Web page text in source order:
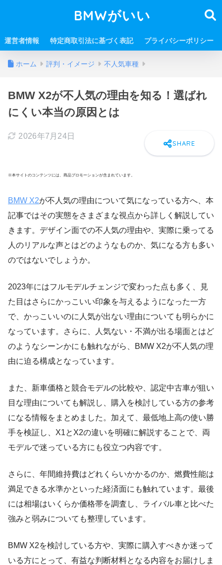
BMWがいい
運営者情報 特定商取引法に基づく表記 プライバシーポリシー
ホーム 評判・イメージ 不人気車種
BMW X2が不人気の理由を知る！選ばれ
にくい本当の原因とは
2026年7月24日
※本サイトのコンテンツには、商品プロモーションが含まれています。
BMW X2が不人気の理由について気になっている方へ、本
記事ではその実態をさまざまな視点から詳しく解説してい
きます。デザイン面での不人気の理由や、実際に乗ってる
人のリアルな声とはどのようなものか、気になる方も多い
のではないでしょうか。
2023年にはフルモデルチェンジで変わった点も多く、見
た目はさらにかっこいい印象を与えるようになった一方
で、かっこいいのに人気が出ない理由についても明らかに
なっています。さらに、人気ない・不満が出る場面とはど
のようなシーンかにも触れながら、BMW X2が不人気の理
由に迫る構成となっています。
また、新車価格と競合モデルの比較や、認定中古車が狙い
目な理由についても解説し、購入を検討している方の参考
になる情報をまとめました。加えて、最低地上高の使い勝
手を検証し、X1とX2の違いを明確に解説することで、両
モデルで迷っている方にも役立つ内容です。
さらに、年間維持費はどれくらいかかるのか、燃費性能は
満足できる水準かといった経済面にも触れています。最後
には相場はいくらか価格帯を調査し、ライバル車と比べた
強みと弱みについても整理しています。
BMW X2を検討している方や、実際に購入すべきか迷って
いる方にとって、有益な判断材料となる内容をお届けしま